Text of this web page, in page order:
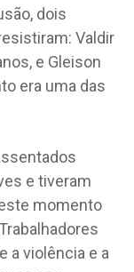
dois
Valdir
e Gleison
era uma das
e tiveram
momento
a violência e a